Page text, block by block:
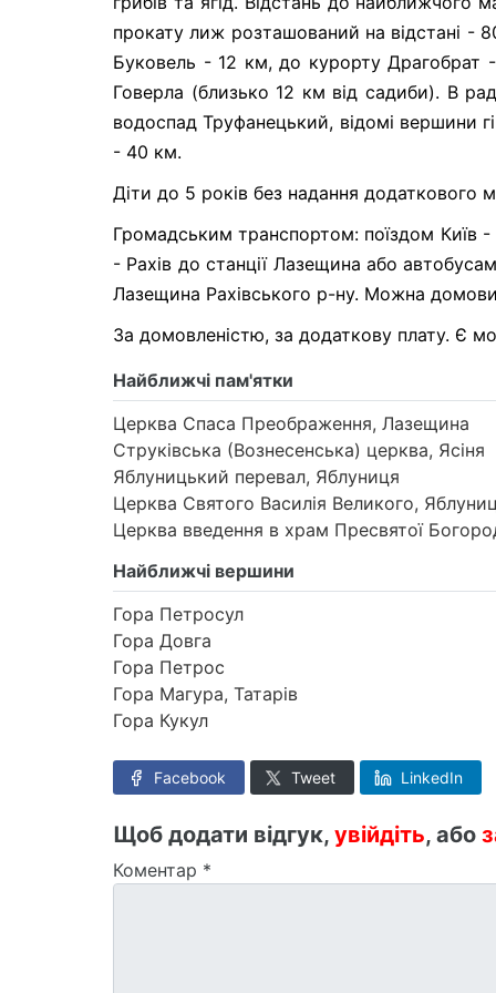
прокату лиж розташований на відстані -
Буковель - 12 км, до курорту Драгобрат
Говерла (близько 12 км від садиби). В
водоспад Труфанецький, відомі вершини
- 40 км.
Діти до 5 років без надання додаткового
Громадським транспортом: поїздом Київ -
- Рахів до станції Лазещина або
Лазещина Рахівського р-ну. Можна
За домовленістю, за додаткову плату. Є
Найближчі пам'ятки
Церква Спаса Преображення, Лазещина
Струківська (Вознесенська) церква, Ясіня
Яблуницький перевал, Яблуниця
Церква Святого Василія Великого,
Церква введення в храм Пресвятої
Найближчі вершини
Гора Петросул
Гора Довга
Гора Петрос
Гора Магура, Татарів
Гора Кукул
Facebook Tweet LinkedIn
Щоб додати відгук, увійдіть, або
Коментар *